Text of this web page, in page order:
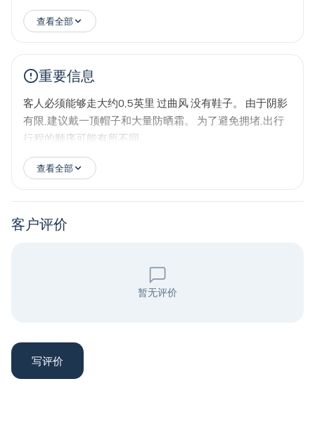
查看全部
重要信息
客人必须能够走大约0,5英里 过曲风 没有鞋子。 由于阴影
有限,建议戴一顶帽子和大量防晒霜。 为了避免拥堵,出行
行程的顺序可能有所不同.
查看全部
客户评价
暂无评价
写评价